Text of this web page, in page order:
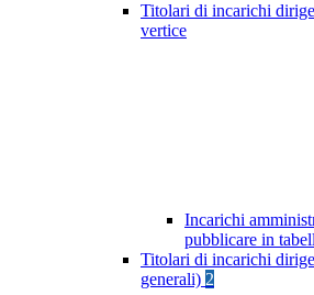
Titolari di incarichi
vertice
Incarichi
pubblicare in
Titolari di incarichi
generali) 2